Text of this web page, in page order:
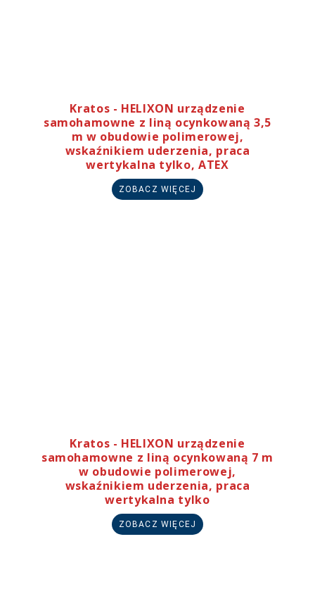
Kratos - HELIXON urządzenie
samohamowne z liną ocynkowaną 3,5
m w obudowie polimerowej,
wskaźnikiem uderzenia, praca
wertykalna tylko, ATEX
ZOBACZ WIĘCEJ
Kratos - HELIXON urządzenie
samohamowne z liną ocynkowaną 7 m
w obudowie polimerowej,
wskaźnikiem uderzenia, praca
wertykalna tylko
ZOBACZ WIĘCEJ